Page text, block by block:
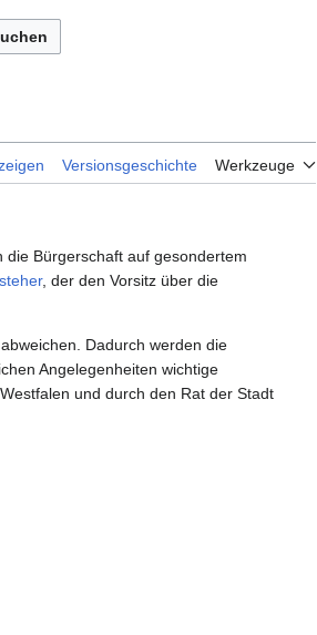
Versionsgeschichte Werkzeuge
die Bürgerschaft auf gesondertem
, der den Vorsitz über die
abweichen. Dadurch werden die
Angelegenheiten wichtige
und durch den Rat der Stadt